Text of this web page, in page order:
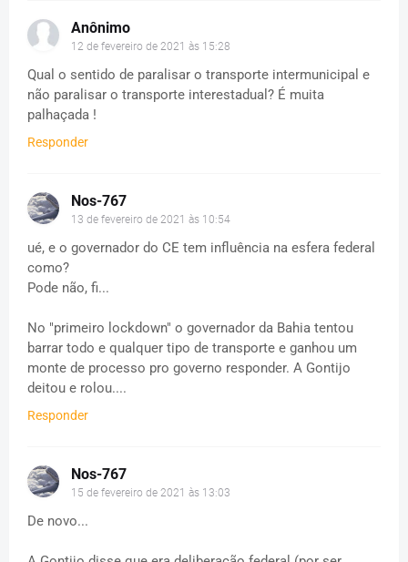
Anônimo
12 de fevereiro de 2021 às 15:28
Qual o sentido de paralisar o transporte intermunicipal e
não paralisar o transporte interestadual? É muita
palhaçada !
Responder
Nos-767
13 de fevereiro de 2021 às 10:54
ué, e o governador do CE tem influência na esfera federal
como?
Pode não, fi...
No "primeiro lockdown" o governador da Bahia tentou
barrar todo e qualquer tipo de transporte e ganhou um
monte de processo pro governo responder. A Gontijo
deitou e rolou....
Responder
Nos-767
15 de fevereiro de 2021 às 13:03
De novo...